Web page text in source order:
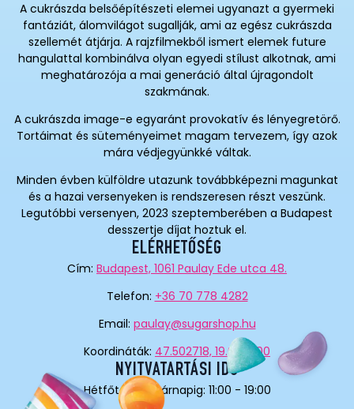
A cukrászda belsőépítészeti elemei ugyanazt a gyermeki
fantáziát, álomvilágot sugallják, ami az egész cukrászda
szellemét átjárja. A rajzfilmekből ismert elemek future
hangulattal kombinálva olyan egyedi stílust alkotnak, ami
meghatározója a mai generáció által újragondolt
szakmának.
A cukrászda image-e egyaránt provokatív és lényegretörő.
Tortáimat és süteményeimet magam tervezem, így azok
mára védjegyünkké váltak.
Minden évben külföldre utazunk továbbképezni magunkat
és a hazai versenyeken is rendszeresen részt veszünk.
Legutóbbi versenyen, 2023 szeptemberében a Budapest
desszertje díjat hoztuk el.
ELÉRHETŐSÉG
Cím: Budapest, 1061 Paulay Ede utca 48.
Telefon: +36 70 778 4282
Email: paulay@sugarshop.hu
Koordináták: 47.502718, 19.060800
NYITVATARTÁSI IDŐ
Hétfőtől - Vasárnapig: 11:00 - 19:00